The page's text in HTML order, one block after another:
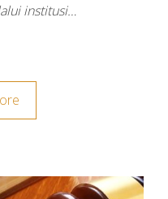
institusi…